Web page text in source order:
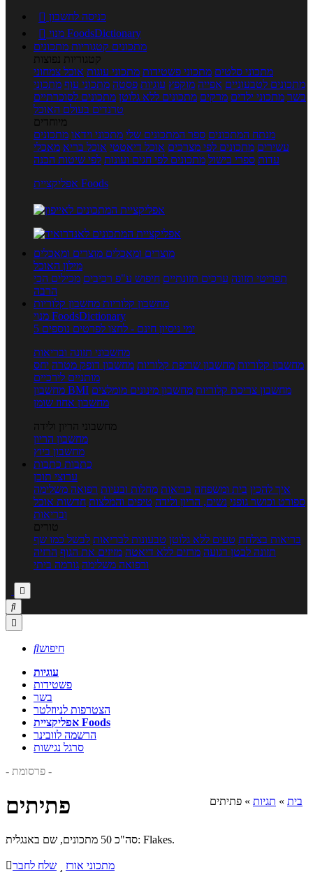
 כניסה לחשבון

מנוי FoodsDictionary
מתכונים קטגוריות מתכונים
קטגוריות נפוצות
מתכוני סלטים מתכוני פשטידות מתכוני עוגות אוכל צמחוני
מתכונים לטבעוניים אפייה מוקפץ עוגיות פסטה מתכוני עוף מתכוני
בשר מתכוני ילדים מרקים מתכונים ללא גלוטן מתכונים לסוכרתיים
טרנדים בעולם האוכל
מיוחדים
מנתח המתכונים ספר המתכונים שלי מתכוני וידאו מתכונים
עשירים מתכונים לפי מצרכים אוכל דיאטטי אוכל בריא מאכלי
עדות ספרי בישול מתכונים לפי חגים ועונות לפי שיטות הכנה
אפליקציית Foods
מוצרים ומאכלים מוצרים ומאכלים
מילון האוכל
תפריטי תזונה ערכים תזונתיים חיפוש ע"פ רכיבים מכילים הכי
הרבה
מחשבון קלוריות מחשבון קלוריות
מנוי FoodsDictionary
5 ימי ניסיון חינם - לחצו לפרטים נוספים
מחשבוני תזונה ובריאות
מחשבון קלוריות מחשבון שריפת קלוריות מחשבון דופק מטרה יחס
מותניים לירכיים
מחשבון BMI
מחשבון צריכת קלוריות מחשבון מינונים מומלצים
מחשבון אחוז שומן
מחשבוני הריון ולידה
מחשבון הריון
מחשבון ביוץ
כתבות כתבות
ערוצי תוכן
איך להכין בית ומשפחה בריאות מחלות ובעיות רפואה משלימה
ספורט וכושר גופני נשים, הריון ולידה טיפים והמלצות חדשות אוכל
ובריאות
טורים
בריאות בצלחת טעים ללא גלוטן טבעונות לבריאות לבשל כמו שף
תזונה לבטן רגועה מרזים ללא דיאטה מזיזים את הגוף הרזיה
ורפואה משלימה גורמה ביתי



חיפוש
עוגיות
פשטידות
בשר
הצטרפות לניוזלטר
אפליקציית Foods
הרשמה לוובינר
סרגל נגישות
- פרסומת -
בית » תגיות » פתיתים פתיתים
סה"כ 50 מתכונים, שם באנגלית: Flakes.
שלח לחבר מתכוני אורז